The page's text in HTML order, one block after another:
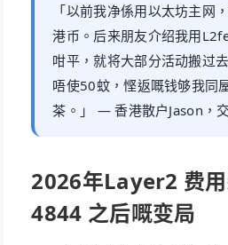
「以前我净係用以太坊主网
港币。后来朋友介绍我用
咁平，就将大部分活动搬过
唔使50蚊，悭返嘅钱够我同
茶。」 — 香港散户Jason，
2026年Layer2 费
4844 之后嘅变局